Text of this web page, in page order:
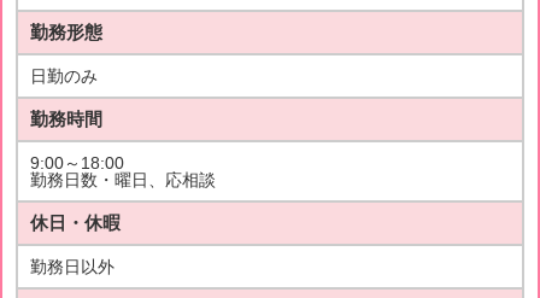
勤務形態
日勤のみ
勤務時間
9:00～18:00
勤務日数・曜日、応相談
休日・休暇
勤務日以外